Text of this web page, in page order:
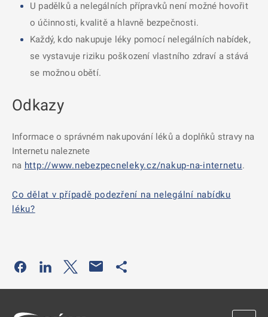
U padělků a nelegálních přípravků není možné hovořit
o účinnosti, kvalitě a hlavně bezpečnosti.
Každý, kdo nakupuje léky pomocí nelegálních nabídek,
se vystavuje riziku poškození vlastního zdraví a stává
se možnou obětí.
Odkazy
Informace o správném nakupování léků a doplňků stravy na
Internetu naleznete
na http://www.nebezpecneleky.cz/nakup-na-internetu.
Co dělat v případě podezření na nelegální nabídku
léku?
Odkaz se otevře na nové kartě
Odkaz se otevře na nové kartě
Odkaz se otevře na nové kartě